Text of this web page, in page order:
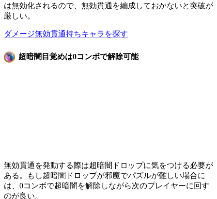
は無効化されるので、無効貫通を編成しておかないと突破が
厳しい。
ダメージ無効貫通持ちキャラを探す
超暗闇目覚めは0コンボで解除可能
無効貫通を発動する際は超暗闇ドロップに気をつける必要が
ある。もし超暗闇ドロップが邪魔でパズルが難しい場合に
は、 0コンボで超暗闇を解除しながら次のプレイヤーに回す
のが良い。